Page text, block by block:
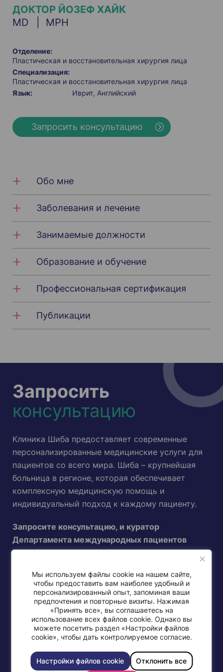
Мы используем файлы cookie на нашем сайте,
чтобы предоставить вам наиболее удобный и
персонализированный опыт, запоминая ваши
предпочтения и повторные визиты. Нажимая
«Принять все», вы соглашаетесь на
использование всех файлов cookie. Однако вы
можете посетить раздел «Настройки файлов
cookie», чтобы дать контролируемое согласие.
Настройки файлов cookie Отклонить все
ДОКТОР ЙОЗЕФ ХАЙК
MD
MPH
Отделение:
Пластическая и восстановительная хирургия лица
Специализация:
Пластическая и восстановительная хирургия лица
Язык:
Иврит Английский
Запросить консультацию
Обо мне
Заболевания и лечение
Занимаемые должности
Образование и обучение
Профессиональная сертификация
Публикации
Запросить
консультацию
Клиника Шиба предоставляет современные
персонализированные медицинские услуги для
пациентов со всего мира. Шиба – крупнейшая
больница в регионе, которая обеспечивает
комплексную медицинскую помощь и
индивидуальный подход к каждому пациенту.
Запросите консультацию, и куратор
Департамента международных пациентов
Шибы свяжется с вами в ближайшее время:
Новые пациенты
Нынешние, возвращающиеся
Направить пациента